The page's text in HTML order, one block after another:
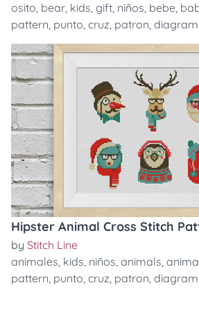
osito, bear, kids, gift, niños, bebe,
pattern, punto, cruz, patron,
Hipster Animal Cross Stitch
by Stitch Line
animales, kids, niños, animals,
pattern, punto, cruz, patron,